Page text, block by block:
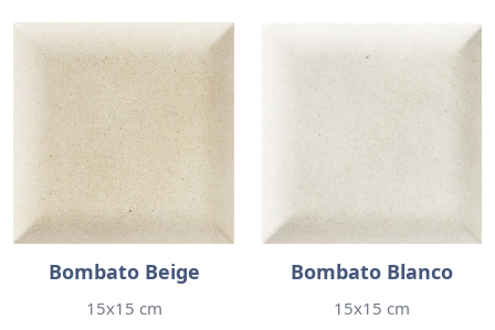
Bombato Beige
15x15 cm
Bombato Blanco
15x15 cm